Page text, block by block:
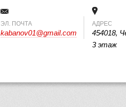
ЭЛ. ПОЧТА
kabanov01@gmail.com
АДРЕС
454018,
3 этаж